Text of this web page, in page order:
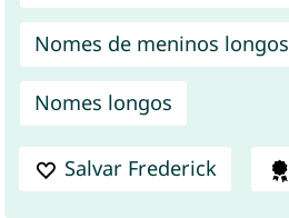
Nomes de meninos longos
Nomes longos
Salvar Frederick